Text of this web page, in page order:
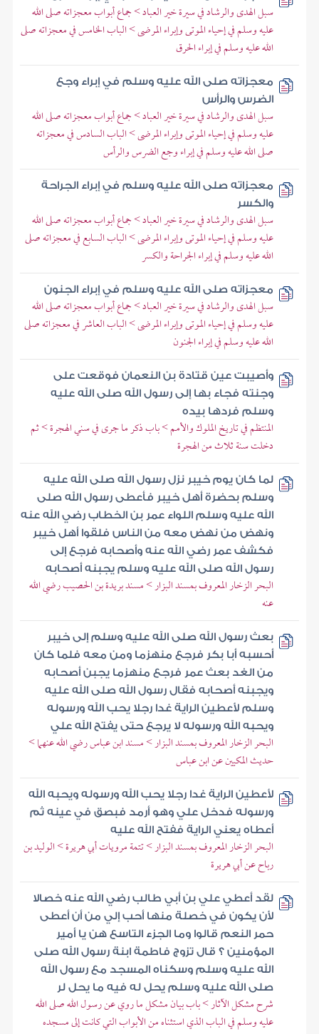
سبل الهدى والرشاد في سيرة خير العباد > جماع أبواب معجزاته صلى الله
عليه وسلم في إحياء الموتى وإبراء المرضى > الباب الخامس في معجزاته صلى
الله عليه وسلم في إبراء الحرق
معجزاته صلى الله عليه وسلم في إبراء وجع
الضرس والرأس
سبل الهدى والرشاد في سيرة خير العباد > جماع أبواب معجزاته صلى الله
عليه وسلم في إحياء الموتى وإبراء المرضى > الباب السادس في معجزاته
صلى الله عليه وسلم في إبراء وجع الضرس والرأس
معجزاته صلى الله عليه وسلم في إبراء الجراحة
والكسر
سبل الهدى والرشاد في سيرة خير العباد > جماع أبواب معجزاته صلى الله
عليه وسلم في إحياء الموتى وإبراء المرضى > الباب السابع في معجزاته صلى
الله عليه وسلم في إبراء الجراحة والكسر
معجزاته صلى الله عليه وسلم في إبراء الجنون
سبل الهدى والرشاد في سيرة خير العباد > جماع أبواب معجزاته صلى الله
عليه وسلم في إحياء الموتى وإبراء المرضى > الباب العاشر في معجزاته صلى
الله عليه وسلم في إبراء الجنون
وأصيبت عين قتادة بن النعمان فوقعت على
وجنته فجاء بها إلى رسول الله صلى الله عليه
وسلم فردها بيده
المنتظم في تاريخ الملوك والأمم > باب ذكر ما جرى في سني الهجرة > ثم
دخلت سنة ثلاث من الهجرة
لما كان يوم خيبر نزل رسول الله صلى الله عليه
وسلم بحضرة أهل خيبر فأعطى رسول الله صلى
الله عليه وسلم اللواء عمر بن الخطاب رضي الله عنه
ونهض من نهض معه من الناس فلقوا أهل خيبر
فكشف عمر رضي الله عنه وأصحابه فرجع إلى
رسول الله صلى الله عليه وسلم يجبنه أصحابه
البحر الزخار المعروف بمسند البزار > مسند بريدة بن الحصيب رضي الله
عنه
بعث رسول الله صلى الله عليه وسلم إلى خيبر
أحسبه أبا بكر فرجع منهزما ومن معه فلما كان
من الغد بعث عمر فرجع منهزما يجبن أصحابه
ويجبنه أصحابه فقال رسول الله صلى الله عليه
وسلم لأعطين الراية غدا رجلا يحب الله ورسوله
ويحبه الله ورسوله لا يرجع حتى يفتح الله علي
البحر الزخار المعروف بمسند البزار > مسند ابن عباس رضي الله عنهما >
حديث المكيين عن ابن عباس
لأعطين الراية غدا رجلا يحب الله ورسوله ويحبه الله
ورسوله فدخل علي وهو أرمد فبصق في عينه ثم
أعطاه يعني الراية ففتح الله عليه
البحر الزخار المعروف بمسند البزار > تتمة مرويات أبي هريرة > الوليد بن
رباح عن أبي هريرة
لقد أعطي علي بن أبي طالب رضي الله عنه خصالا
لأن يكون في خصلة منها أحب إلي من أن أعطى
حمر النعم قالوا وما الجزء التاسع هن يا أمير
المؤمنين ؟ قال تزوج فاطمة ابنة رسول الله صلى
الله عليه وسلم وسكناه المسجد مع رسول الله
صلى الله عليه وسلم يحل له فيه ما يحل لر
شرح مشكل الآثار > باب بيان مشكل ما روي عن رسول الله صلى الله
عليه وسلم في الباب الذي استثناه من الأبواب التي كانت إلى مسجده